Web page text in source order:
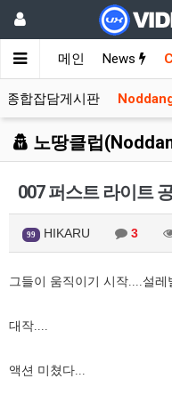
메인 News
종합잡담게시판
노땅클럽
007 퍼스트 라이트
99 HIKARU 3
그들이 움직이기 시작....설
대작....
액션 미쳤다...